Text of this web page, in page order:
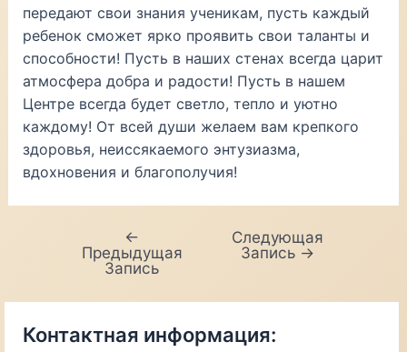
передают свои знания ученикам, пусть каждый
ребенок сможет ярко проявить свои таланты и
способности! Пусть в наших стенах всегда царит
атмосфера добра и радости! Пусть в нашем
Центре всегда будет светло, тепло и уютно
каждому! От всей души желаем вам крепкого
здоровья, неиссякаемого энтузиазма,
вдохновения и благополучия!
Навигация←
Предыдущая
Запись
Следующая
Запись →
Контактная информация: